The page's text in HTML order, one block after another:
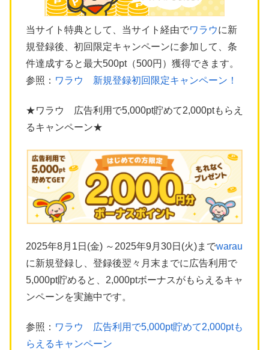
当サイト特典として、当サイト経由でワラウに新
規登録後、初回限定キャンペーンに参加して、条
件達成すると最大500pt（500円）獲得できます。
参照： ワラウ 新規登録初回限定キャンペーン！
★ワラウ 広告利用で5,000pt貯めて2,000ptもらえ
るキャンペーン★
2025年8月1日(金) ～2025年9月30日(火)までwarau
に新規登録し、登録後翌々月末までに広告利用で
5,000pt貯めると、2,000ptボーナスがもらえるキャ
ンペーンを実施中です。
参照： ワラウ 広告利用で5,000pt貯めて2,000ptも
らえるキャンペーン